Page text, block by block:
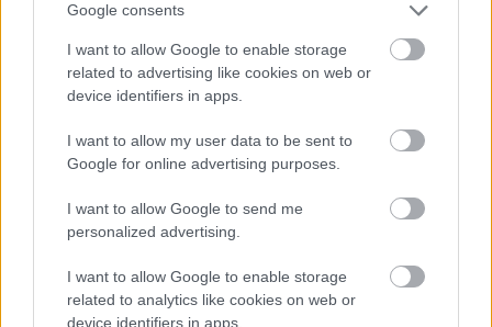
Google consents
I want to allow Google to enable storage
related to advertising like cookies on web or
device identifiers in apps.
I want to allow my user data to be sent to
Google for online advertising purposes.
I want to allow Google to send me
personalized advertising.
I want to allow Google to enable storage
related to analytics like cookies on web or
device identifiers in apps.
Deti už odrástli, tak si rodičia vytvorili dom